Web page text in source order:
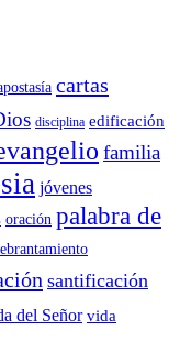
cartas
disciplina edificación
familia
jóvenes
oración palabra de
santificación
del Señor vida